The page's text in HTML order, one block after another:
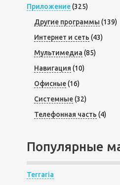
Приложение(325)
Другие программы (139)
Интернет и сеть (43)
Мультимедиа (85)
Навигация (10)
Офисные(16)
Системные(32)
Телефонная часть (4)
Популярные
Terraria